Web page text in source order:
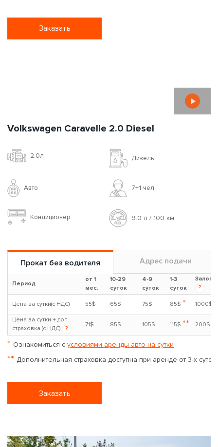
Заказать
Дизель
Авто 7+1 чел
Кондиционер
страховка (с НДС) ? **